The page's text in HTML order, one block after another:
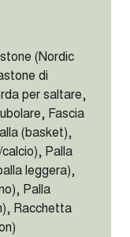
(Nordic
di
per saltare,
Fascia
(basket),
Palla
leggera),
Palla
Racchetta